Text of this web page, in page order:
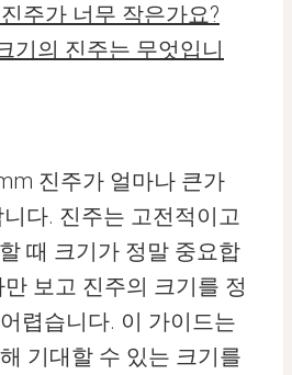
주가 너무 작은가요?
기의 진주는 무엇입니
진주가 얼마나 큰가
니다. 진주는 고전적이고
때 크기가 정말 중요합
보고 진주의 크기를 정
렵습니다. 이 가이드는
기대할 수 있는 크기를